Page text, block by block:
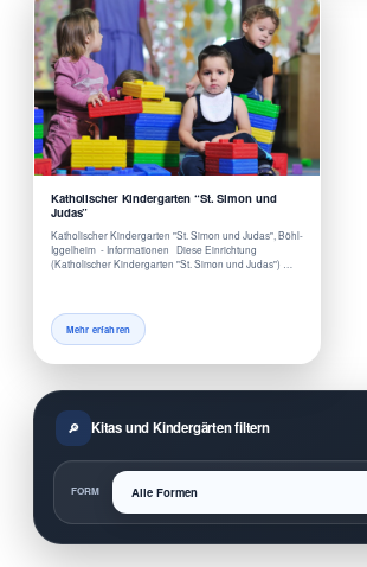
Katholischer Kindergarten “St. Simon und
Judas”
Katholischer Kindergarten "St. Simon und Judas", Böhl-
Iggelheim - Informationen Diese Einrichtung
(Katholischer Kindergarten "St. Simon und Judas") …
Mehr erfahren
Kitas und Kindergärten filtern
FORM